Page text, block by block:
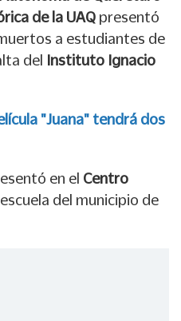
de la UAQ presentó
a estudiantes de
del Instituto Ignacio
"Juana" tendrá dos
en el Centro
del municipio de